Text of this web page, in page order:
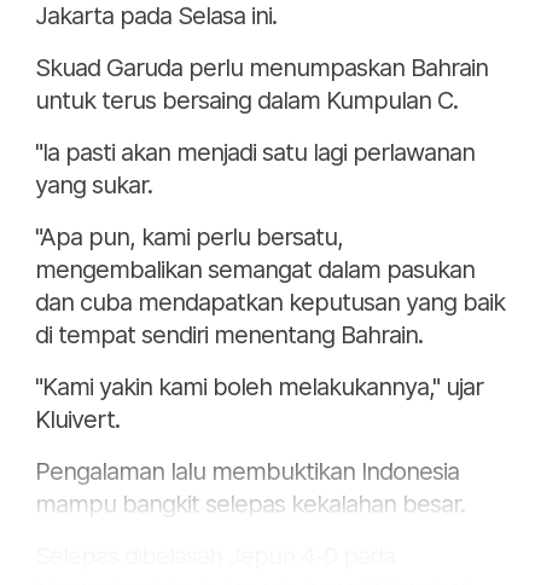
Jakarta pada Selasa ini.
Skuad Garuda perlu menumpaskan Bahrain
untuk terus bersaing dalam Kumpulan C.
"Ia pasti akan menjadi satu lagi perlawanan
yang sukar.
"Apa pun, kami perlu bersatu,
mengembalikan semangat dalam pasukan
dan cuba mendapatkan keputusan yang baik
di tempat sendiri menentang Bahrain.
"Kami yakin kami boleh melakukannya," ujar
Kluivert.
Pengalaman lalu membuktikan Indonesia
mampu bangkit selepas kekalahan besar.